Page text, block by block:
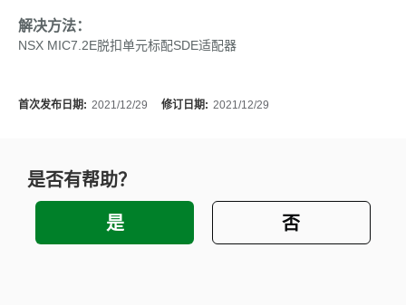
解决方法：
NSX MIC7.2E脱扣单元标配SDE适配器
首次发布日期: 2021/12/29 修订日期: 2021/12/29
是否有帮助？